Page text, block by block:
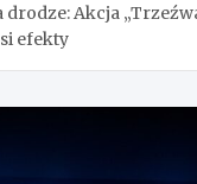
Akcja
efekty